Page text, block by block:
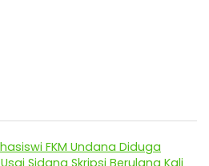
FKM Undana Diduga